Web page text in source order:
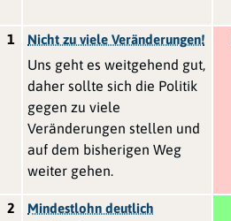
1 Nicht zu viele Veränderungen!
Uns geht es weitgehend gut,
daher sollte sich die Politik
gegen zu viele
Veränderungen stellen und
auf dem bisherigen Weg
weiter gehen.
2
Mindestlohn deutlich